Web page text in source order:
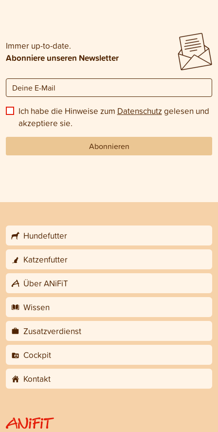
Immer up-to-date.
Abonniere unseren Newsletter
Ich habe die Hinweise zum Datenschutz gelesen und
akzeptiere sie.
Abonnieren
Hundefutter
Katzenfutter
Über ANiFiT
Wissen
Zusatzverdienst
Cockpit
Kontakt